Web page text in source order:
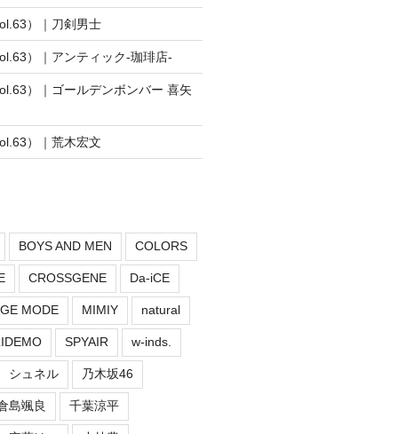
）｜刀剣男士
）｜アンティック-珈琲店-
）｜ゴールデンボンバー 喜矢
）｜荒木宏文
BOYS AND MEN COLORS
CROSSGENE Da-iCE
MODE MIMIY natural
SPYAIR w-inds.
シュネル 乃木坂46
島颯良 千葉涼平